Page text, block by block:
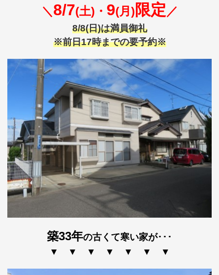
＼ 8/7(土)・ 9(月) 限定 ／
8/8(日)は満員御礼
※前日17時までの要予約※
築33年の古くて寒い家が･･･
▼ ▼ ▼ ▼ ▼ ▼ ▼